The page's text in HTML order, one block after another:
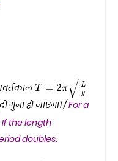
T= πL
गुना हो जाएगा। /For a
If the length
doubles.